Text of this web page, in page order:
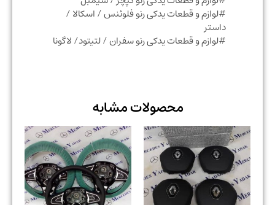
#لوازم و قطعات یدکی رنو فلوئنس / اسکالا /
#لوازم و قطعات یدکی رنو سفران / لتیتود/ لاگونا
محصولات مشابه